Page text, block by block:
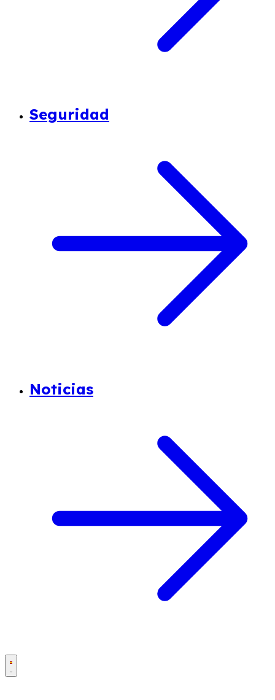
Seguridad
Noticias